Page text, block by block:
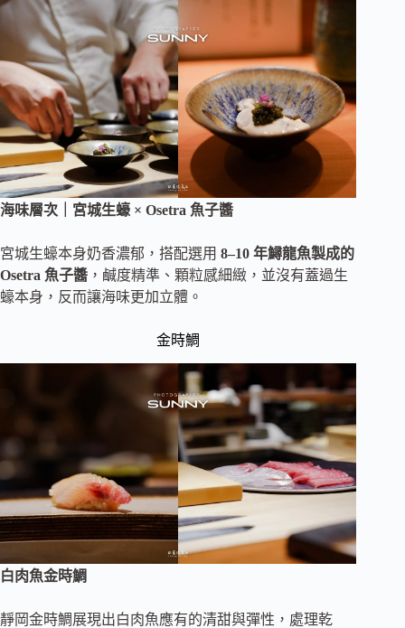
海味層次｜宮城生蠔 × Osetra 魚子醬
宮城生蠔本身奶香濃郁，搭配選用 8–10 年鱘龍魚製成的
Osetra 魚子醬 ，鹹度精準、顆粒感細緻，並沒有蓋過生
蠔本身，反而讓海味更加立體。
金時鯛
白肉魚金時鯛
靜岡金時鯛展現出白肉魚應有的清甜與彈性，處理乾